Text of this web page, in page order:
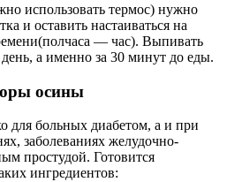
использовать термос) нужно
и оставить настаиваться на
— час). Выпивать
а именно за 30 минут до еды.
осины
для больных диабетом, а и при
заболеваниях желудочно-
простудой. Готовится
ингредиентов: